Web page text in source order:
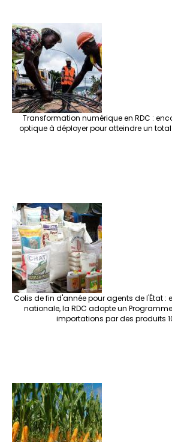
Transformation numérique en RDC :
optique à déployer pour atteindre un
Colis de fin d'année pour agents de l'État :
nationale, la RDC adopte un
importations par des produits